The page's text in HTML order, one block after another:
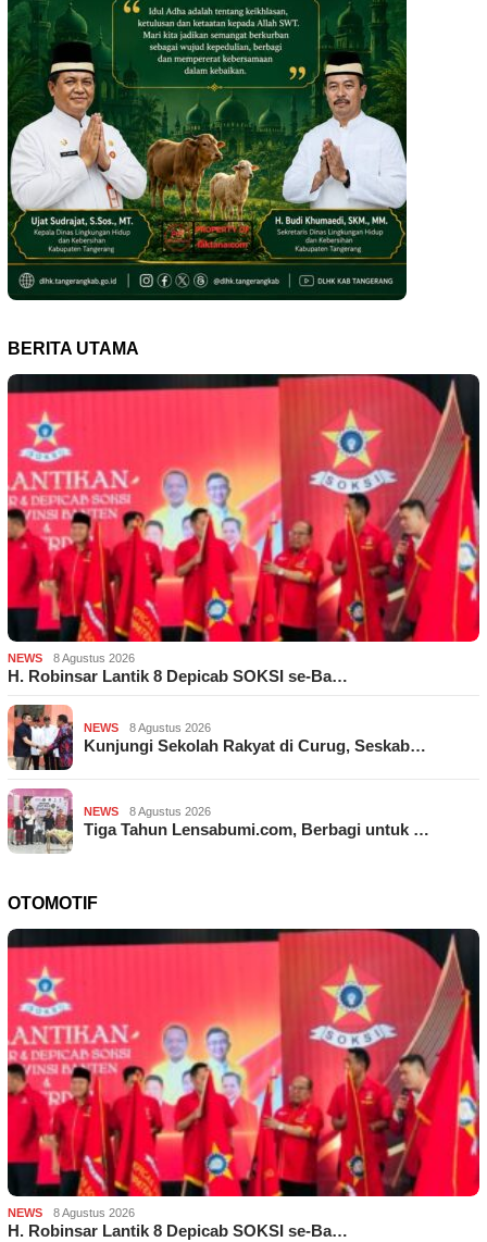
BERITA UTAMA
NEWS 8 Agustus 2026
H. Robinsar Lantik 8 Depicab SOKSI se-Ba…
NEWS 8 Agustus 2026
Kunjungi Sekolah Rakyat di Curug, Seskab…
NEWS 8 Agustus 2026
Tiga Tahun Lensabumi.com, Berbagi untuk …
OTOMOTIF
NEWS 8 Agustus 2026
H. Robinsar Lantik 8 Depicab SOKSI se-Ba…